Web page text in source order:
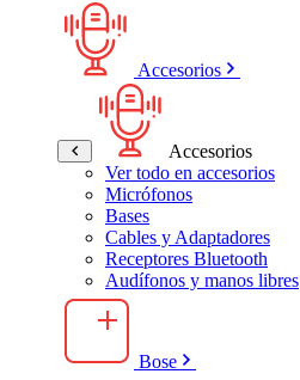
Accesorios
Accesorios
Ver todo en accesorios
Micrófonos
Bases
Cables y Adaptadores
Receptores Bluetooth
Audífonos y manos libres
Bose